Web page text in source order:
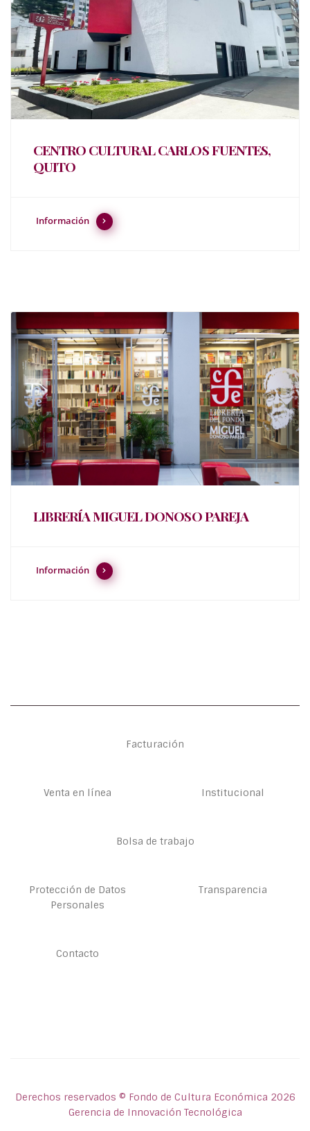
CENTRO CULTURAL CARLOS FUENTES,
QUITO
Información
LIBRERÍA MIGUEL DONOSO PAREJA
Información
Facturación
Venta en línea Institucional
Bolsa de trabajo
Protección de Datos
Personales
Transparencia
Contacto
Derechos reservados © Fondo de Cultura Económica 2026
Gerencia de Innovación Tecnológica